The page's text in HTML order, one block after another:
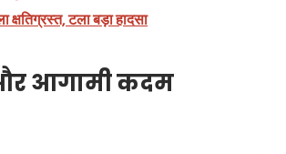
क्षतिग्रस्त, टला बड़ा हादसा
आगामी कदम